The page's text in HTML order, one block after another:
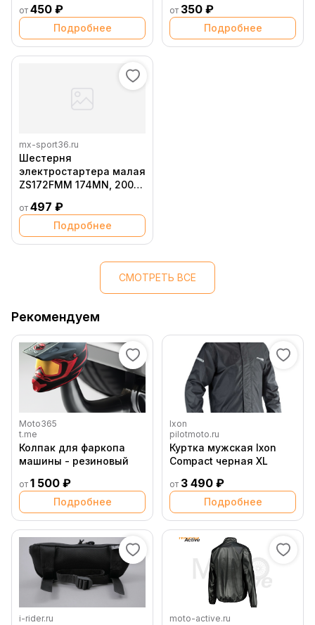
от 450 ₽
Подробнее
от 350 ₽
Подробнее
mx-sport36.ru
Шестерня
электростартера малая
ZS172FMM 174MN, 200
от 497 ₽
Подробнее
СМОТРЕТЬ ВСЕ
Рекомендуем
Moto365
t.me
Колпак для фаркопа
машины - резиновый
от 1 500 ₽
Подробнее
Ixon
pilotmoto.ru
Куртка мужская Ixon
Compact черная XL
от 3 490 ₽
Подробнее
i-rider.ru moto-active.ru